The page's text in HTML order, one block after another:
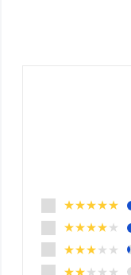
★★★★★
★★★★★
★★★★★
★★★★★